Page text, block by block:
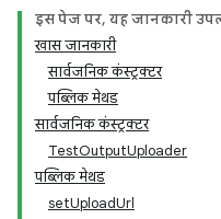
इस पेज पर, यह जानकारी
खास जानकारी
सार्वजनिक कंस्ट्रक्टर
पब्लिक मेथड
सार्वजनिक कंस्ट्रक्टर
TestOutputUploader
पब्लिक मेथड
setUploadUrl